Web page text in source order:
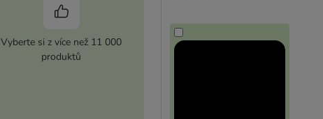
Vyberte si z více než 11 000
produktů